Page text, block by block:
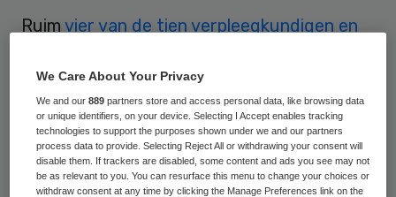
Ruim vier van de tien verpleegkundigen en
hebben ieder weleens een vermoeden dat
een collega disfunctioneert. Als het gaat
om een gebrek aan kennis of vaardigheden
vinden verpleegkundigen en verzorgenden
dit relatief eenvoudig ter sprake te
We Care About Your Privacy
We and our889 partners store and access personal data, like browsing data
or unique identifiers, on your device. Selecting I Accept enables tracking
technologies to support the purposes shown under we and our partners
process data to provide. Selecting Reject All or withdrawing your consent will
disable them. If trackers are disabled, some content and ads you see may not
be as relevant to you. You can resurface this menu to change your choices or
withdraw consent at any time by clicking the Manage Preferences link on the